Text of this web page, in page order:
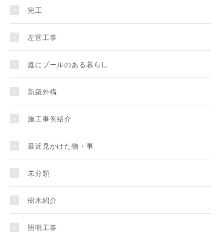
完工
左官工事
庭にプールのある暮らし
新築外構
施工事例紹介
最近見かけた物・事
未分類
樹木紹介
照明工事